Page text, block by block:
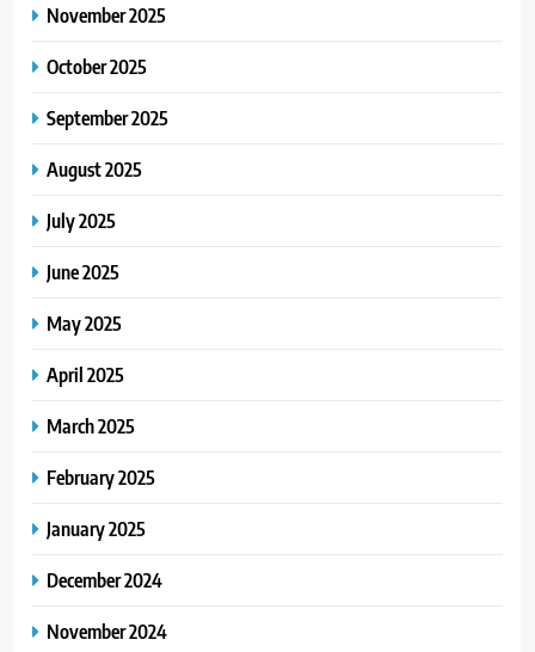
November 2025
October 2025
September 2025
August 2025
July 2025
June 2025
May 2025
April 2025
March 2025
February 2025
January 2025
December 2024
November 2024